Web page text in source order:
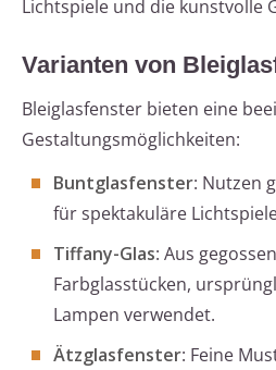
Lichtspiele und die kunstvolle
Varianten von
Bleiglasfenster bieten eine
Gestaltungsmöglichkeiten:
Buntglasfenster: Nutzen
für spektakuläre
Tiffany-Glas: Aus
Farbglasstücken,
Lampen verwendet.
Ätzglasfenster: Feine